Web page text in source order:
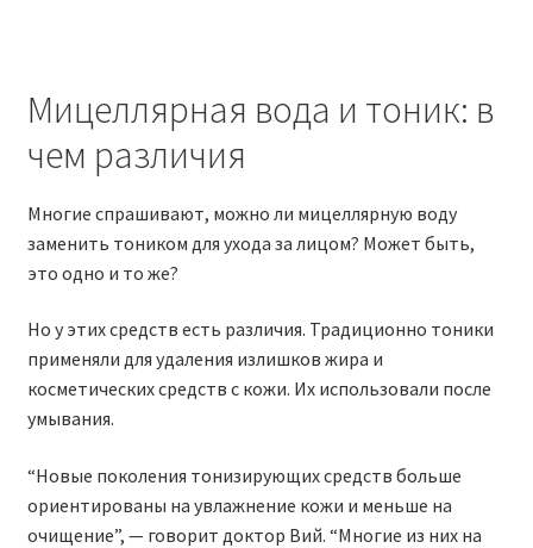
Мицеллярная вода и тоник: в
чем различия
Многие спрашивают, можно ли мицеллярную воду
заменить тоником для ухода за лицом? Может быть,
это одно и то же?
Но у этих средств есть различия. Традиционно тоники
применяли для удаления излишков жира и
косметических средств с кожи. Их использовали после
умывания.
“Новые поколения тонизирующих средств больше
ориентированы на увлажнение кожи и меньше на
очищение”, — говорит доктор Вий. “Многие из них на